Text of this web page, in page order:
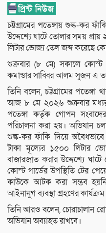
চট্টগ্রামের পতেঙ্গায় শুল্ক-কর
উদ্দেশ্যে ঘাটে তোলার সময়
লিটার ভোজ্য তেল জব্দ করেছে
শুক্রবার (৮ মে) সকালে কোস্ট
কমান্ডার সাব্বির আলম সুজন এ
তিনি বলেন, চট্টগ্রামের পতেঙ্গা
আজ ৮ মে ২০২৬ শুক্রবার
পতেঙ্গা কর্তৃক গোপন
পরিচালনা করা হয়। অভিযান
শুল্ক-কর ফাঁকি দিয়ে
টাকা মূল্যের ১৫০০ লিটার
বাজারজাত করার উদ্দেশ্যে
কোস্ট গার্ডের উপস্থিতি টের
কাউকে আটক করা সম্ভব
আইনানুগ ব্যবস্থা গ্রহণের কার্যক্রম
তিনি আরও বলেন, চোরাচালান
অভিযান অব্যাহত রাখবে।